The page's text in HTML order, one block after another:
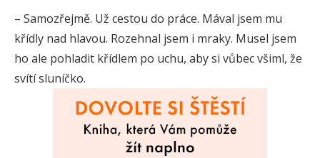
– Samozřejmě. Už cestou do práce. Mával jsem mu
křídly nad hlavou. Rozehnal jsem i mraky. Musel jsem
ho ale pohladit křídlem po uchu, aby si vůbec všiml, že
svítí sluníčko.